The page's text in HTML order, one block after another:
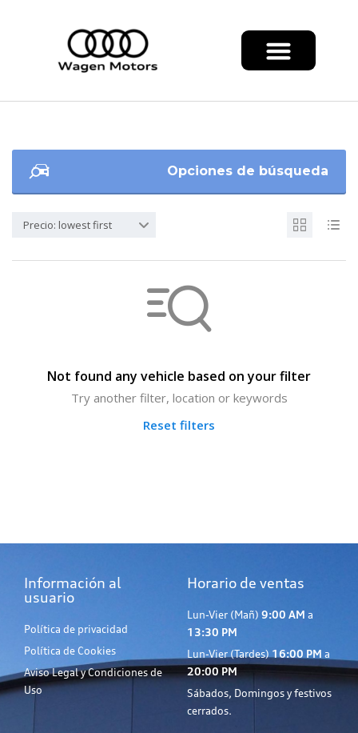
Opciones de búsqueda
Precio: lowest first
Not found any vehicle based on your filter
Try another filter, location or keywords
Reset filters
Información al
usuario
Política de privacidad
Política de Cookies
Aviso Legal y Condiciones de
Uso
Horario de ventas
Lun-Vier (Mañ) 9:00 AM a
13:30 PM
Lun-Vier (Tardes) 16:00 PM a
20:00 PM
Sábados, Domingos y festivos
cerrados.